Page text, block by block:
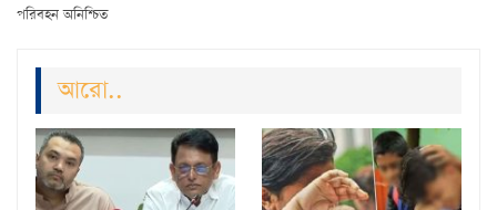
পরিবহন অনিশ্চিত
আরো..